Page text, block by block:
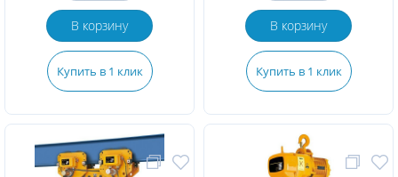
В корзину
Купить в 1 клик
В корзину
Купить в 1 клик